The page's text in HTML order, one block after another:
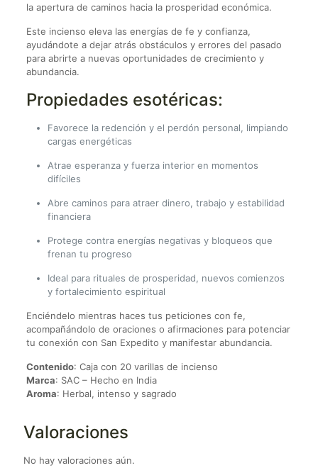
la apertura de caminos hacia la prosperidad económica.
Este incienso eleva las energías de fe y confianza,
ayudándote a dejar atrás obstáculos y errores del pasado
para abrirte a nuevas oportunidades de crecimiento y
abundancia.
Propiedades esotéricas:
Favorece la redención y el perdón personal, limpiando
cargas energéticas
Atrae esperanza y fuerza interior en momentos
difíciles
Abre caminos para atraer dinero, trabajo y estabilidad
financiera
Protege contra energías negativas y bloqueos que
frenan tu progreso
Ideal para rituales de prosperidad, nuevos comienzos
y fortalecimiento espiritual
Enciéndelo mientras haces tus peticiones con fe,
acompañándolo de oraciones o afirmaciones para potenciar
tu conexión con San Expedito y manifestar abundancia.
Contenido: Caja con 20 varillas de incienso
Marca: SAC – Hecho en India
Aroma: Herbal, intenso y sagrado
Valoraciones
No hay valoraciones aún.